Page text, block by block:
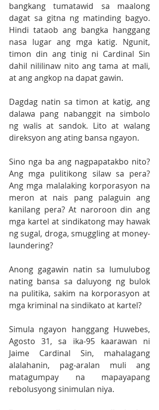
bangkang tumatawid sa maalong
dagat sa gitna ng matinding bagyo.
Hindi tataob ang bangka hanggang
nasa lugar ang mga katig. Ngunit,
timon din ang tinig ni Cardinal Sin
dahil nililinaw nito ang tama at mali,
at ang angkop na dapat gawin.
Dagdag natin sa timon at katig, ang
dalawa pang nabanggit na simbolo
ng walis at sandok. Lito at walang
direksyon ang ating bansa ngayon.
Sino nga ba ang nagpapatakbo nito?
Ang mga pulitikong silaw sa pera?
Ang mga malalaking korporasyon na
meron at nais pang palaguin ang
kanilang pera? At naroroon din ang
mga kartel at sindikatong may hawak
ng sugal, droga, smuggling at money-
laundering?
Anong gagawin natin sa lumulubog
nating bansa sa daluyong ng bulok
na pulitika, sakim na korporasyon at
mga kriminal na sindikato at kartel?
Simula ngayon hanggang Huwebes,
Agosto 31, sa ika-95 kaarawan ni
Jaime Cardinal Sin, mahalagang
alalahanin, pag-aralan muli ang
matagumpay na mapayapang
rebolusyong sinimulan niya.